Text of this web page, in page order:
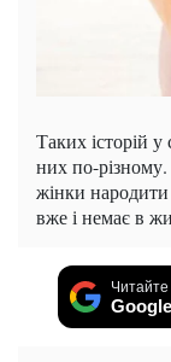
Таких історій у
них по-
жінки народити
вже і немає в
Читайте